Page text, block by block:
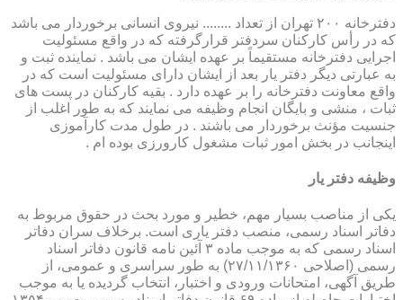
دفترخانه ۲۰۰ تهران از تعداد ........ نیروی انسانی برخوردار می باشد
که در رأس کارکنان سردفتر قرارگرفته که در واقع مسئولیت
اجرایی دفترخانه مستقیماً بر عهده ایشان می باشد . نماینده ثبت و
به عبارتی دیگر دفتر یار بعد از ایشان دارای مسئولیت است که در
واقع معاونت دفترخانه را بر عهده دارد . بقیه کارکنان در پست های
ثبات ، منشی و بایگان انجام وظیفه می نمایند که به طور اغلب از
جنسیت مؤنث برخوردار می باشند . در طول مدت کارآموزی
اینجانب در بخش امور ثبات مشغول کارورزی بوده ام .
وظیفه دفتر یار
یكی از مناصب بسیار مهم، خطیر و مورد بحث در حقوق مربوط به
دفاتر اسناد رسمی، منصب دفتر یاری است. برخلاف سران دفاتر
اسناد رسمی كه به موجب ماده ۳ آئین نامه قانون دفاتر اسناد
رسمی (اصلاحی ۲۷/۱۱/۱۳۶۰) به طور سراسری و عمومی، از
طریق آگهی، امتحانات ورودی و اختبار، انتخاب گردیده یا به موجب